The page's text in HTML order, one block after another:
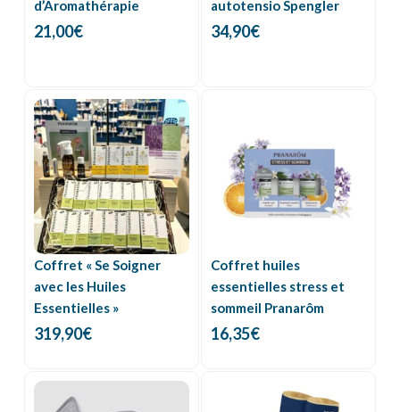
d’Aromathérapie
21,00€
autotensio Spengler
34,90€
Coffret « Se Soigner
avec les Huiles
Essentielles »
319,90€
Coffret huiles
essentielles stress et
sommeil Pranarôm
16,35€